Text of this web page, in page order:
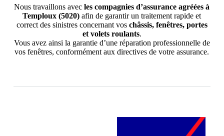
Nous travaillons avec les compagnies d’assurance agréées à
Temploux (5020)afin de garantir un traitement rapide et
correct des sinistres concernant vos châssis, fenêtres, portes
et volets roulants.
Vous avez ainsi la garantie d’une réparation professionnelle de
vos fenêtres, conformément aux directives de votre assurance.